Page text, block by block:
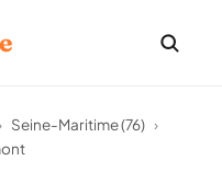
Seine-Maritime (76) ›